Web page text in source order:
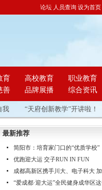
论坛 人员查询 设为首页
育 高校教育
职业教育
善 品牌展播 综合资讯
“天府创新教学”开讲啦！
最新推荐
简阳市：培育家门口的“优质学校”
优跑迎大运 交子RUN IN FUN
成都高新区携手川大、电子科大
“爱成都·迎大运”全民健身成华区